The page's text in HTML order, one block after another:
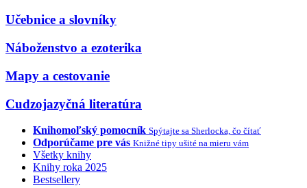
Učebnice a slovníky
Náboženstvo a ezoterika
Mapy a cestovanie
Cudzojazyčná literatúra
Knihomoľský pomocník Spýtajte sa Sherlocka, čo čítať
Odporúčame pre vás Knižné tipy ušité na mieru vám
Všetky knihy
Knihy roka 2025
Bestsellery